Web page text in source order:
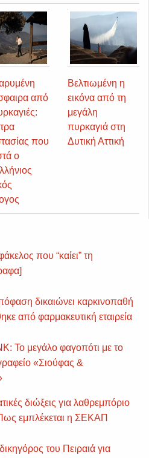
από
που
ο
Βελτιωμένη η
εικόνα από τη
μεγάλη
πυρκαγιά στη
Δυτική Αττική
που “καίει” τη
δικαιώνει καρκινοπαθή
από φαρμακευτική εταιρεία
Το μεγάλο φαγοπότι με το
«Σιούφας &
διώξεις για λαθρεμπόριο
εμπλέκεται η ΣΕΚΑΠ
του Πειραιά για